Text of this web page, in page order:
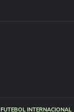
FUTEBOL INTERNACIONAL